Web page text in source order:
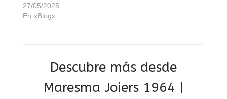
27/05/2025
En «Blog»
Descubre más desde
Maresma Joiers 1964 |